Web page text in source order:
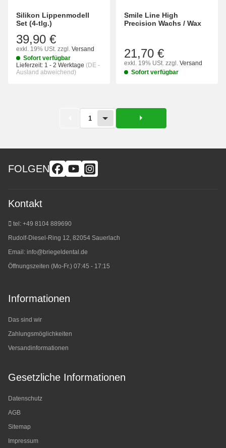
Silikon Lippenmodell
Set (4-tlg.)
39,90 €
exkl. 19% USt. zzgl. Versand
Sofort verfügbar
Lieferzeit: 1 - 2 Werktage (DE -
Ausland abweichend)
Smile Line High
Precision Wachs / Wax
21,70 €
exkl. 19% USt. zzgl. Versand
Sofort verfügbar
1
FOLGEN
Kontakt
tel: +49 8104 889690
Rudolf-Diesel-Ring 12, 82054 Sauerlach
Email: info@briegeldental.de
Öffnungszeiten (Mo-Fr.) 07:45 - 17:15
Informationen
Das sind wir
Zahlungsmöglichkeiten
Versandinformationen
Gesetzliche Informationen
Datenschutz
AGB
Sitemap
Impressum